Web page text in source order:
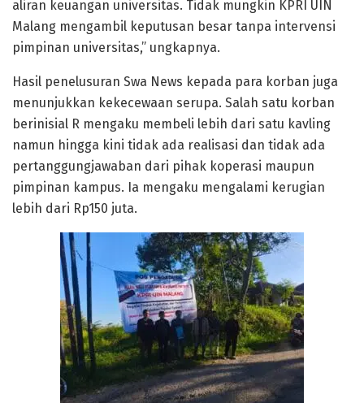
aliran keuangan universitas. Tidak mungkin KPRI UIN
Malang mengambil keputusan besar tanpa intervensi
pimpinan universitas,” ungkapnya.
Hasil penelusuran Swa News kepada para korban juga
menunjukkan kekecewaan serupa. Salah satu korban
berinisial R mengaku membeli lebih dari satu kavling
namun hingga kini tidak ada realisasi dan tidak ada
pertanggungjawaban dari pihak koperasi maupun
pimpinan kampus. Ia mengaku mengalami kerugian
lebih dari Rp150 juta.